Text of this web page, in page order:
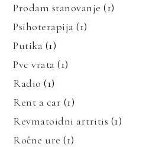
Prodam stanovanje (1)
Psihoterapija (1)
Putika (1)
Pvc vrata (1)
Radio (1)
Rent a car (1)
Revmatoidni artritis (1)
Ročne ure (1)